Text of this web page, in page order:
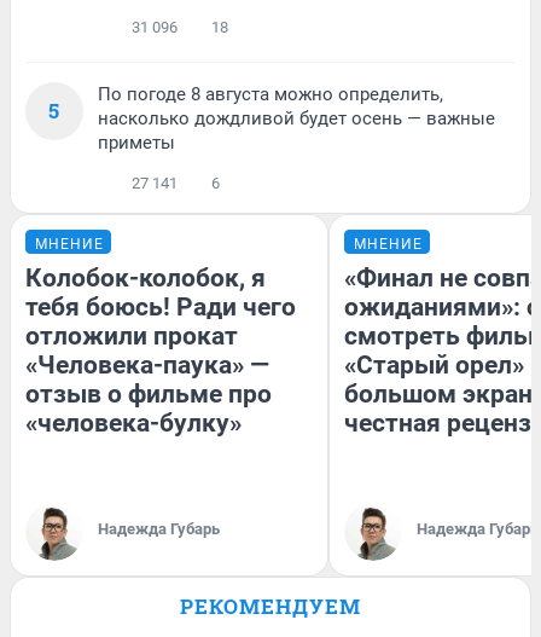
31 096 18
5
По погоде 8 августа можно определить,
насколько дождливой будет осень — важные
приметы
27 141 6
МНЕНИЕ
Колобок-колобок, я
тебя боюсь! Ради чего
отложили прокат
«Человека-паука» —
отзыв о фильме про
«человека-булку»
Надежда Губарь
МНЕНИЕ
«Финал не
ожиданиями»:
смотреть
«Старый орел»
большом
честная
Надежда Губарь
РЕКОМЕНДУЕМ